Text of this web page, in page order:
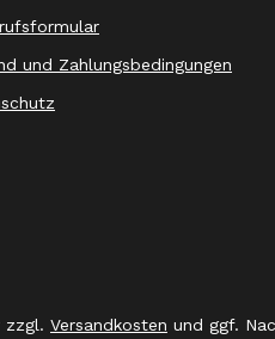
und Zahlungsbedingungen
zzgl. Versandkosten und ggf.